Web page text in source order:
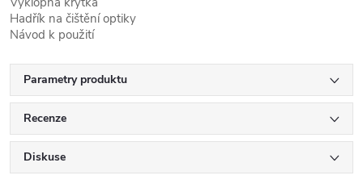
Hadřík na čištění optiky
Návod k použití
Parametry produktu
Recenze
Diskuse